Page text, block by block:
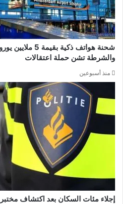
شحنة هواتف
والشرطة تشن حملة اعتقالات
منذ أسبوعين
إجلاء مئات السكان بعد اكتشاف